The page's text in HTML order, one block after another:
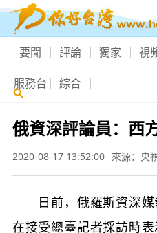
要聞 評論 獨家 視
服務台 綜合
俄資深評論員：西
2020-08-17 13:52:00 來源：央
日前，俄羅斯資深媒
在接受總臺記者採訪時